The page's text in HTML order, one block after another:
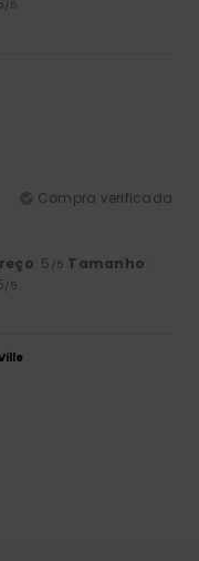
/5
Compra verificada
: 5 /5 Tamanho:
/5